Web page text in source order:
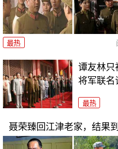
最热
谭友林只
将军联名
最热
聂荣臻回江津老家，结果